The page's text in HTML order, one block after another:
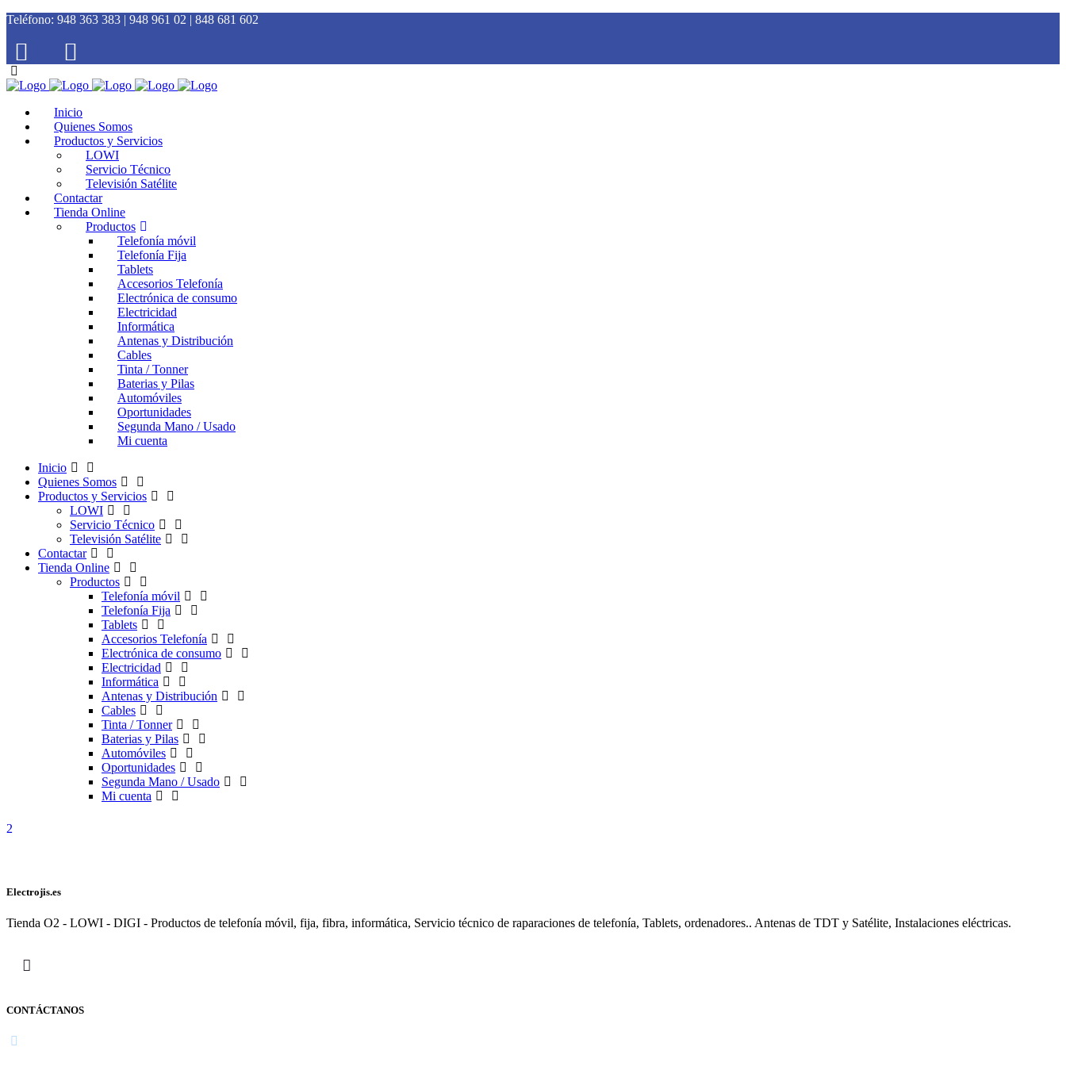
Teléfono: 948 363 383 | 948 961 02 | 848 681 602
Inicio
Quienes Somos
Productos y Servicios
LOWI
Servicio Técnico
Televisión Satélite
Contactar
Tienda Online
Productos
Telefonía móvil
Telefonía Fija
Tablets
Accesorios Telefonía
Electrónica de consumo
Electricidad
Informática
Antenas y Distribución
Cables
Tinta / Tonner
Baterias y Pilas
Automóviles
Oportunidades
Segunda Mano / Usado
Mi cuenta
Inicio
Quienes Somos
Productos y Servicios
LOWI
Servicio Técnico
Televisión Satélite
Contactar
Tienda Online
Productos
Telefonía móvil
Telefonía Fija
Tablets
Accesorios Telefonía
Electrónica de consumo
Electricidad
Informática
Antenas y Distribución
Cables
Tinta / Tonner
Baterias y Pilas
Automóviles
Oportunidades
Segunda Mano / Usado
Mi cuenta
Electrojis.es
Tienda O2 - LOWI - DIGI - Productos de telefonía móvil, fija, fibra, informática, Servicio técnico de raparaciones de telefonía, Tablets, ordenadores.. Antenas de TDT y Satélite, Instalaciones eléctricas.
CONTÁCTANOS